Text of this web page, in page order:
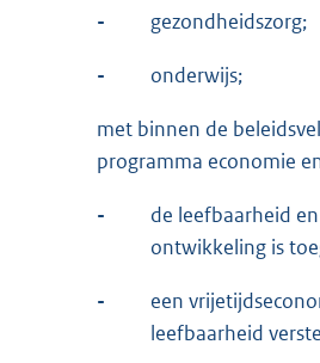
- gezondheidszorg;
- onderwijs;
met binnen de
programma economie
-
de leefbaarheid
ontwikkeling is
-
een
leefbaarheid